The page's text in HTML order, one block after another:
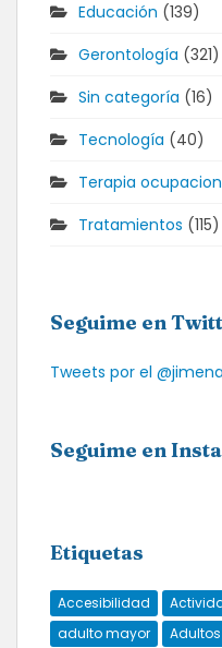
Educación (139)
Gerontología (321)
Sin categoría (16)
Tecnología (40)
Terapia
Tratamientos (115)
Seguime en
Tweets por el
Seguime en
Etiquetas
Accesibilidad
adulto mayor